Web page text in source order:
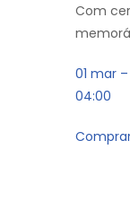
Com
01 mar
04:00